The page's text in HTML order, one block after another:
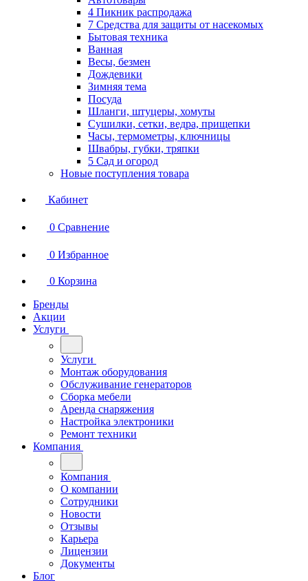
4 Пикник распродажа
7 Средства для защиты от насекомых
Бытовая техника
Ванная
Весы, безмен
Дождевики
Зимняя тема
Посуда
Шланги, штуцеры, хомуты
Сушилки, сетки, ведра, прищепки
Часы, термометры, ключницы
Швабры, губки, тряпки
5 Сад и огород
Новые поступления товара
Кабинет
0 Сравнение
0 Избранное
0 Корзина
Бренды
Акции
Услуги
Услуги
Монтаж оборудования
Обслуживание генераторов
Сборка мебели
Аренда снаряжения
Настройка электроники
Ремонт техники
Компания
Компания
О компании
Сотрудники
Новости
Отзывы
Карьера
Лицензии
Документы
Блог